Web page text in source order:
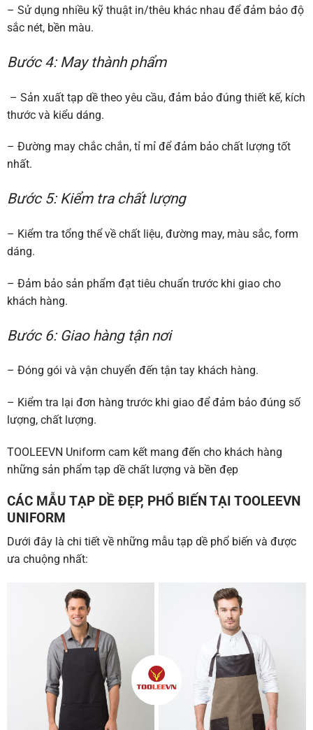
– Sử dụng nhiều kỹ thuật in/thêu khác nhau để đảm bảo độ
sắc nét, bền màu.
Bước 4: May thành phẩm
– Sản xuất tạp dề theo yêu cầu, đảm bảo đúng thiết kế, kích
thước và kiểu dáng.
– Đường may chắc chắn, tỉ mỉ để đảm bảo chất lượng tốt
nhất.
Bước 5: Kiểm tra chất lượng
– Kiểm tra tổng thể về chất liệu, đường may, màu sắc, form
dáng.
– Đảm bảo sản phẩm đạt tiêu chuẩn trước khi giao cho
khách hàng.
Bước 6: Giao hàng tận nơi
– Đóng gói và vận chuyển đến tận tay khách hàng.
– Kiểm tra lại đơn hàng trước khi giao để đảm bảo đúng số
lượng, chất lượng.
TOOLEEVN Uniform cam kết mang đến cho khách hàng
những sản phẩm tạp dề chất lượng và bền đẹp
CÁC MẪU TẠP DỀ ĐẸP, PHỔ BIẾN TẠI TOOLEEVN
UNIFORM
Dưới đây là chi tiết về những mẫu tạp dề phổ biến và được
ưa chuộng nhất: